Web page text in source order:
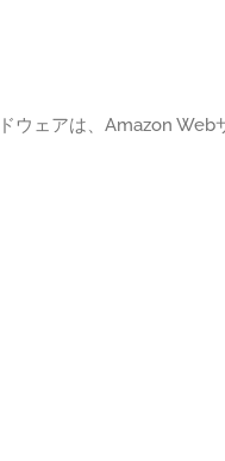
ウェアは、Amazon Web